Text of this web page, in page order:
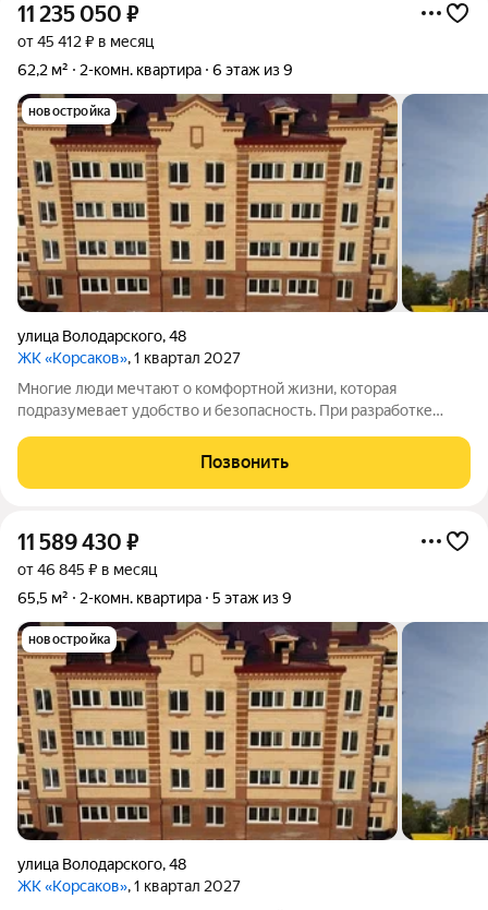
11 235 050 ₽
от 45 412 ₽ в месяц
62,2 м²
2-комн. квартира 6 этаж из 9
новостройка
улица Володарского,48
ЖК «Корсаков», 1 квартал 2027
Многие люди мечтают о комфортной жизни, которая
подразумевает удобство и безопасность. При разработке
пожелания будущих жильцов и старались создать
пространство, которое будет отвечать вашим
Позвонить
11 589 430 ₽
от 46 845 ₽ в месяц
65,5 м²
2-комн. квартира 5 этаж из 9
новостройка
улица Володарского,48
ЖК «Корсаков», 1 квартал 2027